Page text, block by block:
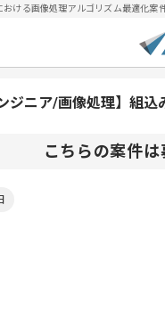
おける画像処理アルゴリズム最適化
ジニア/画像処理】組
こちらの案件